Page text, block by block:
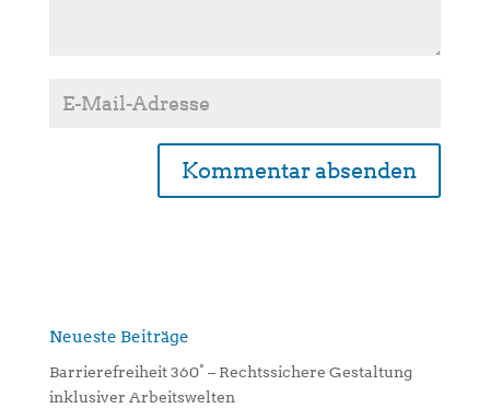
n
Neueste Beiträge
Barrierefreiheit 360° – Rechtssichere Gestaltung
inklusiver Arbeitswelten